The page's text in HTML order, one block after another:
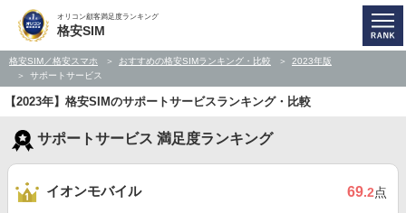
オリコン顧客満足度ランキング
格安SIM
格安SIM／格安スマホ おすすめの格安SIMランキング・比較
2023年版
サポートサービス
【2023年】格安SIMのサポートサービスランキング・比較
サポートサービス 満足度ランキング
イオンモバイル 69.2点